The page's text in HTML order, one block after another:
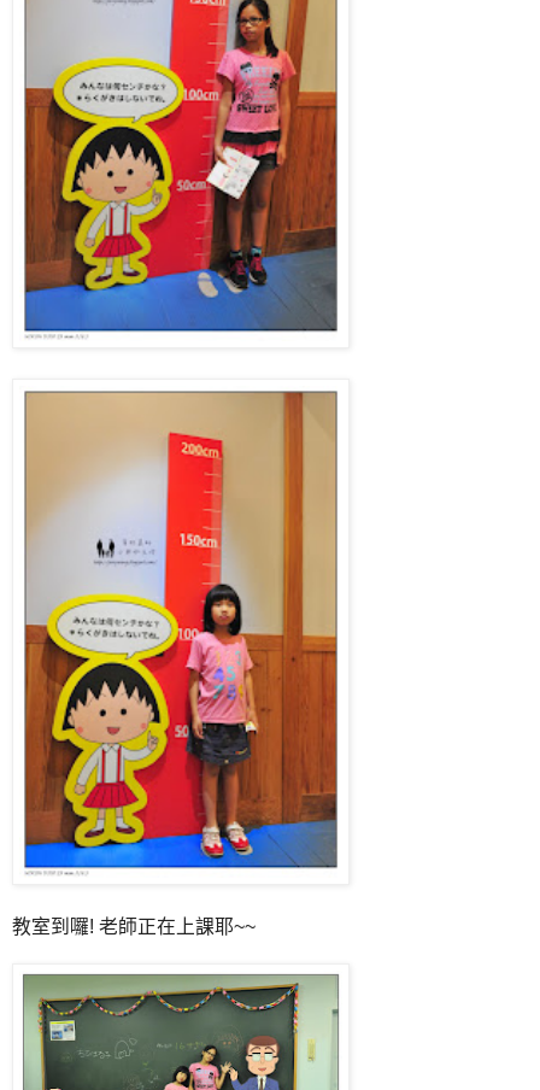
教室到囉! 老師正在上課耶~~